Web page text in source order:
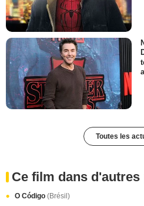
Toutes les
Ce film dans d'autres
O Código (Brésil)